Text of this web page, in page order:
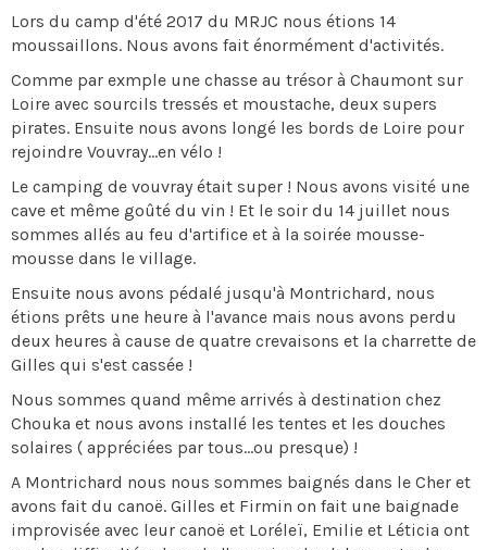
Lors du camp d'été 2017 du MRJC nous étions 14
moussaillons. Nous avons fait énormément d'activités.
Comme par exmple une chasse au trésor à Chaumont sur
Loire avec sourcils tressés et moustache, deux supers
pirates. Ensuite nous avons longé les bords de Loire pour
rejoindre Vouvray...en vélo !
Le camping de vouvray était super ! Nous avons visité une
cave et même goûté du vin ! Et le soir du 14 juillet nous
sommes allés au feu d'artifice et à la soirée mousse-
mousse dans le village.
Ensuite nous avons pédalé jusqu'à Montrichard, nous
étions prêts une heure à l'avance mais nous avons perdu
deux heures à cause de quatre crevaisons et la charrette de
Gilles qui s'est cassée !
Nous sommes quand même arrivés à destination chez
Chouka et nous avons installé les tentes et les douches
solaires ( appréciées par tous...ou presque) !
A Montrichard nous nous sommes baignés dans le Cher et
avons fait du canoë. Gilles et Firmin on fait une baignade
improvisée avec leur canoë et Loréleï, Emilie et Léticia ont